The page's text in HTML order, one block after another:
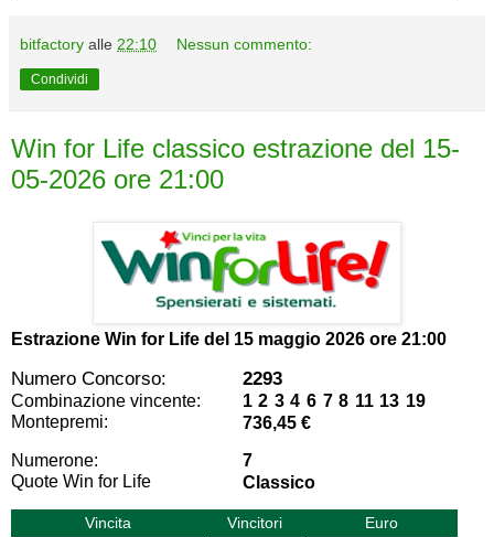
bitfactory alle 22:10 Nessun commento:
Condividi
Win for Life classico estrazione del 15-
05-2026 ore 21:00
Estrazione Win for Life del 15 maggio 2026 ore 21:00
Numero Concorso: 2293
Combinazione vincente:
1 2 3 4 6 7 8 11 13 19
Montepremi:
736,45 €
Numerone:
7
Quote Win for Life
Classico
Vincita Vincitori
Euro